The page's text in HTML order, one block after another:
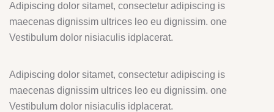
Adipiscing dolor sitamet, consectetur adipiscing is
maecenas dignissim ultrices leo eu dignissim. one
Vestibulum dolor nisiaculis idplacerat.
Adipiscing dolor sitamet, consectetur adipiscing is
maecenas dignissim ultrices leo eu dignissim. one
Vestibulum dolor nisiaculis idplacerat.